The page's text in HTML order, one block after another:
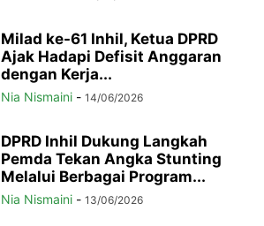
Milad ke-61 Inhil, Ketua DPRD
Ajak Hadapi Defisit Anggaran
dengan Kerja...
Nia Nismaini - 14/06/2026
DPRD Inhil Dukung Langkah
Pemda Tekan Angka Stunting
Melalui Berbagai Program...
Nia Nismaini - 13/06/2026